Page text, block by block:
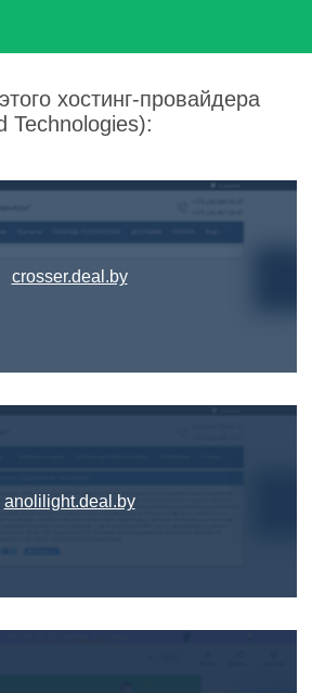
хостинг-провайдера
Technologies):
crosser.deal.by
anolilight.deal.by